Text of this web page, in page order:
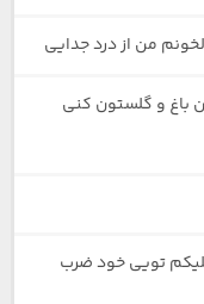
من از درد جدایی
باغ و گلستون کنی
تویی خود ضرب